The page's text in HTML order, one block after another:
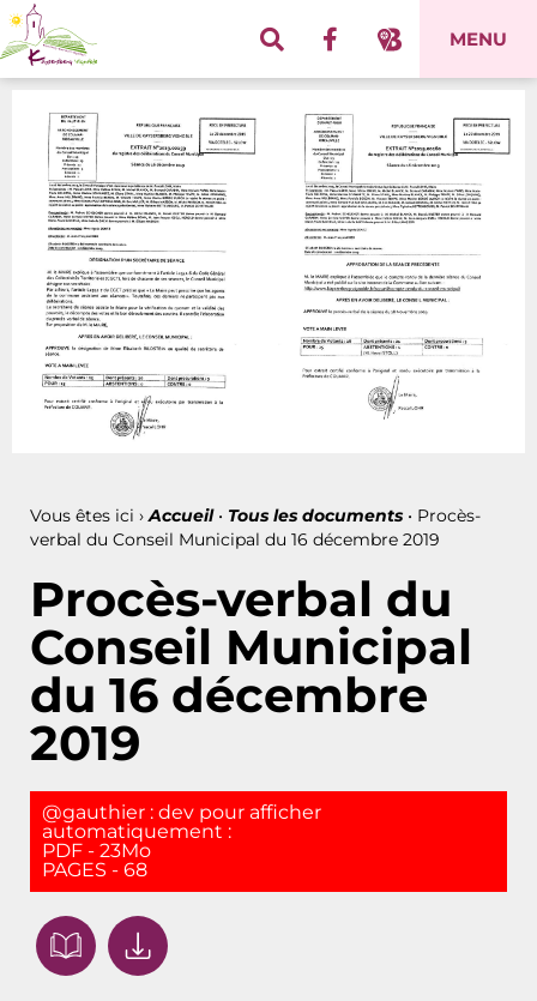
MENU
Vous êtes ici › Accueil• Tous les documents • Procès-
verbal du Conseil Municipal du 16 décembre 2019
Procès-verbal du
Conseil Municipal
du 16 décembre
2019
@gauthier : dev pour afficher
automatiquement :
PDF - 23Mo
PAGES - 68
Panneau de gestion des cookies